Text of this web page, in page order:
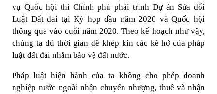
vụ Quốc hội thì Chính phủ phải trình Dự án Sửa đổi
Luật Đất đai tại Kỳ họp đầu năm 2020 và Quốc hội
thông qua vào cuối năm 2020. Theo kế hoạch như vậy,
chúng ta đủ thời gian để khép kín các kẽ hở của pháp
luật đất đai nhằm bảo vệ đất nước.
Pháp luật hiện hành của ta không cho phép doanh
nghiệp nước ngoài nhận chuyển nhượng, thuê và nhận